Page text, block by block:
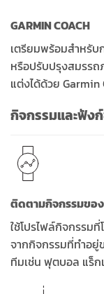
GARMIN COACH
เตรียมพร้อมสำหรับ
หรือปรับปรุงสมรร
แต่งได้ด้วย Garmin
กิจกรรมและฟัง
ติดตามกิจกรรมขอ
ใช้โปรไฟล์กิจกรรม
จากกิจกรรมที่ทำอ
ทีมเช่น ฟุตบอล แร็ก